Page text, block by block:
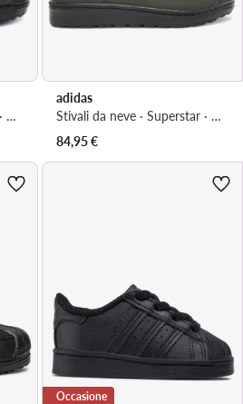
Stivali da neve · Superstar · Cachi
adidas
Stivali da neve · Superstar · Cachi
84,95€
Occasione